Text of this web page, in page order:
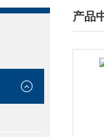
产品
/